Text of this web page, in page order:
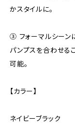
かスタイルに。
③ フォーマルシーン
パンプスを合わせる
可能。
【カラー】
ネイビーブラック